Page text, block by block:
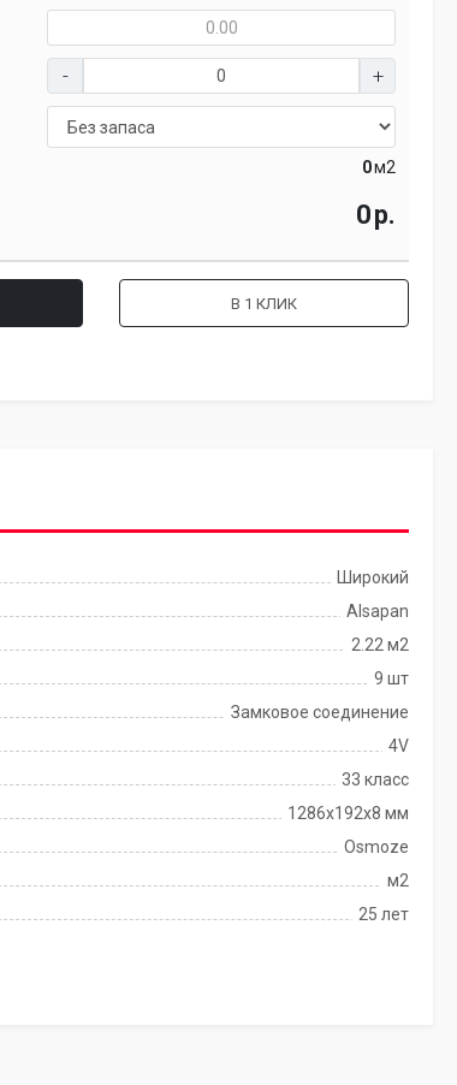
м2
р.
В 1 КЛИК
Широкий
Alsapan
2.22 м2
9 шт
Замковое соединение
4V
33 класс
1286х192х8 мм
Osmoze
м2
25 лет